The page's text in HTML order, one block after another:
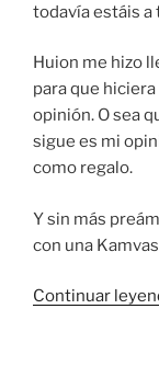
todavía estáis a
Huion me hizo
para que
opinión. O sea
sigue es mi
como regalo.
Y sin más
con una
Continuar